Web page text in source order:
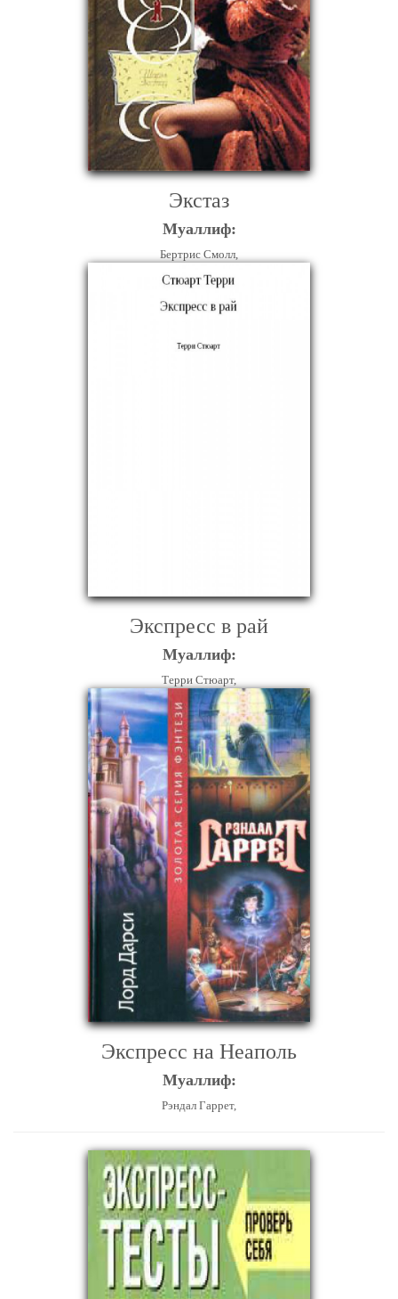
Экстаз
Муаллиф:
Бертрис Смолл,
Экспресс в рай
Муаллиф:
Терри Стюарт,
Экспресс на Неаполь
Муаллиф:
Рэндал Гаррет,